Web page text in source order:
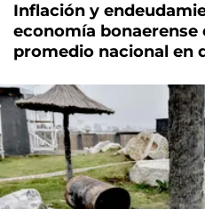
Inflación y
economía bonaerense
promedio nacional en